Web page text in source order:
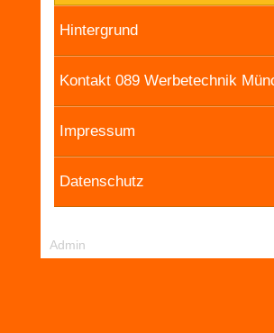
Hintergrund
Kontakt 089 Werbetechnik
Impressum
Datenschutz
Admin